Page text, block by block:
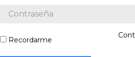
Recordarme